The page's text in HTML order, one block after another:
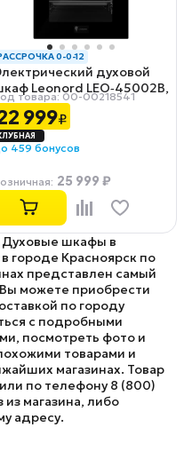
0-0-12
духовой
Leonord LEO‑45002B,
товара: 00-00218541
999₽
459 бонусов
: 25 999 ₽
Духовые шкафы в
городе Красноярск по
представлен самый
можете приобрести
по городу
с подробными
посмотреть фото и
товарами и
магазинах. Товар
по телефону 8 (800)
магазина, либо
адресу.